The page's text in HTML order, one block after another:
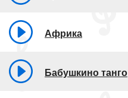
Африка
Бабушкино танго